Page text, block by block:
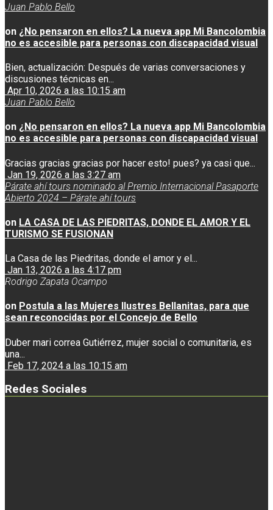
Juan Pablo Bello
on ¿No pensaron en ellos? La nueva app Mi Bancolombia
no es accesible para personas con discapacidad visual
Bien, actualización: Después de varias conversaciones y
discusiones técnicas en...
Apr 10, 2026 a las 10:15 am
Juan Pablo Bello
on ¿No pensaron en ellos? La nueva app Mi Bancolombia
no es accesible para personas con discapacidad visual
Gracias gracias gracias por hacer esto! pues? ya casi que...
Jan 19, 2026 a las 3:27 am
Párate ahí tours nominado al Premio Internacional Pasaporte
Abierto 2024 – Párate ahí tours
on LA CASA DE LAS PIEDRITAS, DONDE EL AMOR Y EL
TURISMO SE FUSIONAN
La Casa de las Piedritas, donde el amor y el...
Jan 13, 2026 a las 4:17 pm
Rodrigo Zapata Ocampo
on Postula a las Mujeres Ilustres Bellanitas, para que
sean reconocidas por el Concejo de Bello
Duber mari correa Gutiérrez, mujer social o comunitaria, es
una...
Feb 17, 2024 a las 10:15 am
Redes Sociales